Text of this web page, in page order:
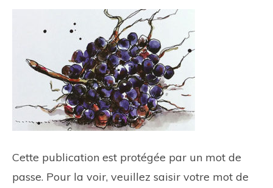
Cette publication est protégée par un mot de
passe. Pour la voir, veuillez saisir votre mot de